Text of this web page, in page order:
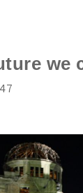
we